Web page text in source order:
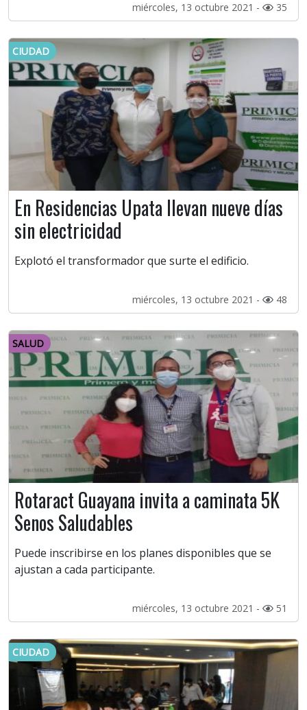
miércoles, 13 octubre 2021 - 35
CIUDAD
En Residencias Upata llevan nueve días
sin electricidad
Explotó el transformador que surte el edificio.
miércoles, 13 octubre 2021 - 48
SALUD
Rotaract Guayana invita a caminata 5K
Senos Saludables
Puede inscribirse en los planes disponibles que se
ajustan a cada participante.
miércoles, 13 octubre 2021 - 51
CIUDAD